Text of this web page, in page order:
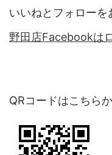
いいねとフォローを
野田店Facebookは
QRコードはこちら